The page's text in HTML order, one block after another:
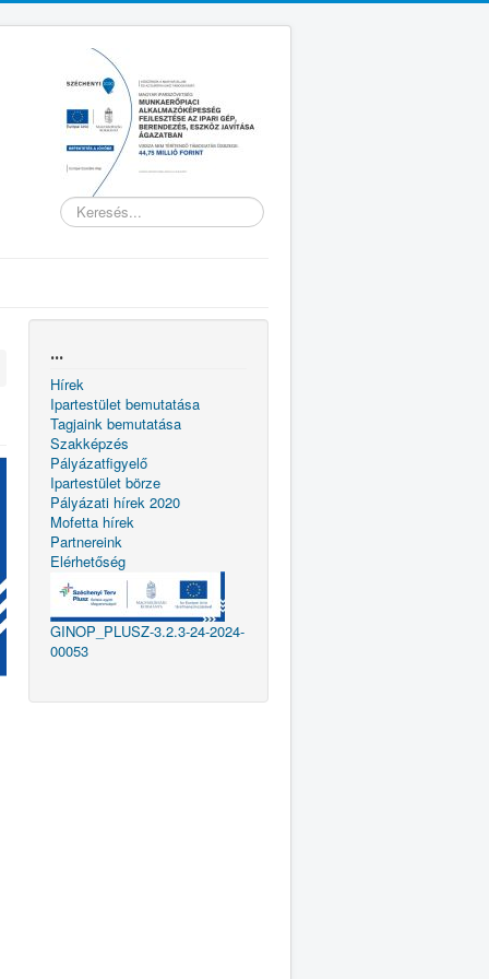
Keresés...
...
Hírek
Ipartestület bemutatása
Tagjaink bemutatása
Szakképzés
Pályázatfigyelő
Ipartestület börze
Pályázati hírek 2020
Mofetta hírek
Partnereink
Elérhetőség
GINOP_PLUSZ-3.2.3-24-2024-
00053